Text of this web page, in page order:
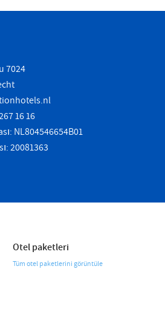
7024
16 16
NL804546654B01
20081363
Otel paketleri
Tüm otel paketlerini görüntüle